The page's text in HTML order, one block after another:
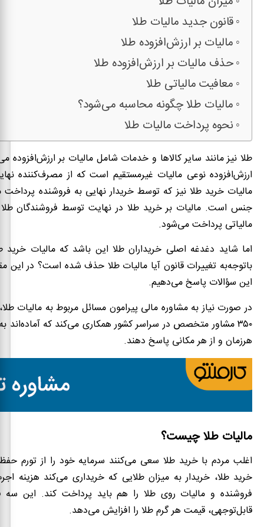
قانون جدید مالیات طلا
مالیات بر ارزش‌افزوده طلا
حذف مالیات بر ارزش‌افزوده طلا
معافیت مالیاتی طلا
مالیات طلا چگونه محاسبه می‌شود؟
نحوه پرداخت مالیات طلا
طلا نیز مانند سایر کالاها و خدمات شامل مالیات بر ارزش‌افزوده
ارزش‌افزوده نوعی مالیات غیرمستقیم است که از مصرف‌کننده
مالیات خرید طلا نیز که توسط خریدار نهایی به فروشنده
جنس است. مالیات بر خرید طلا در نهایت توسط فروشندگان طلا
مالیاتی پرداخت می‌شود.
اما شاید دغدغه اصلی خریداران طلا این باشد که مالیات
باتوجه‌به تغییرات قانون آیا مالیات طلا حذف شده است؟ در این
این سؤالات پاسخ می‌دهیم.
در صورت نیاز به مشاوره مالی پیرامون مسائل مربوط به مالیات
۳۵۰ مشاور متخصص در سراسر کشور همکاری می‌کند که آماده‌اند
هرزمان و از هر مکانی پاسخ دهند.
مالیات طلا چیست؟
اغلب مردم با خرید طلا سعی می‌کنند سرمایه خود را از تورم
خرید طلا، خریدار به میزان طلایی که خریداری می‌کند هزینه
فروشنده و مالیات روی طلا را هم باید پرداخت کند. این سه
قابل‌توجهی، قیمت هر گرم طلا را افزایش می‌دهد.